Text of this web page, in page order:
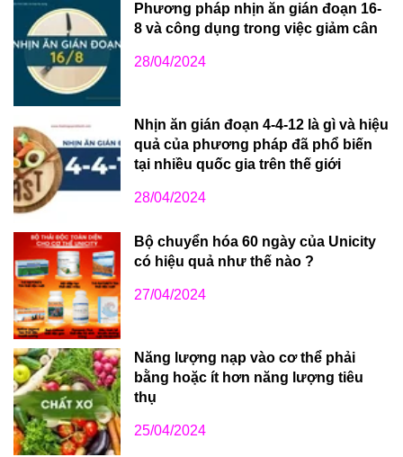
Phương pháp nhịn ăn gián đoạn 16-
8 và công dụng trong việc giảm cân
28/04/2024
Nhịn ăn gián đoạn 4-4-12 là gì và hiệu
quả của phương pháp đã phổ biến
tại nhiều quốc gia trên thế giới
28/04/2024
Bộ chuyển hóa 60 ngày của Unicity
có hiệu quả như thế nào ?
27/04/2024
Năng lượng nạp vào cơ thể phải
bằng hoặc ít hơn năng lượng tiêu
thụ
25/04/2024